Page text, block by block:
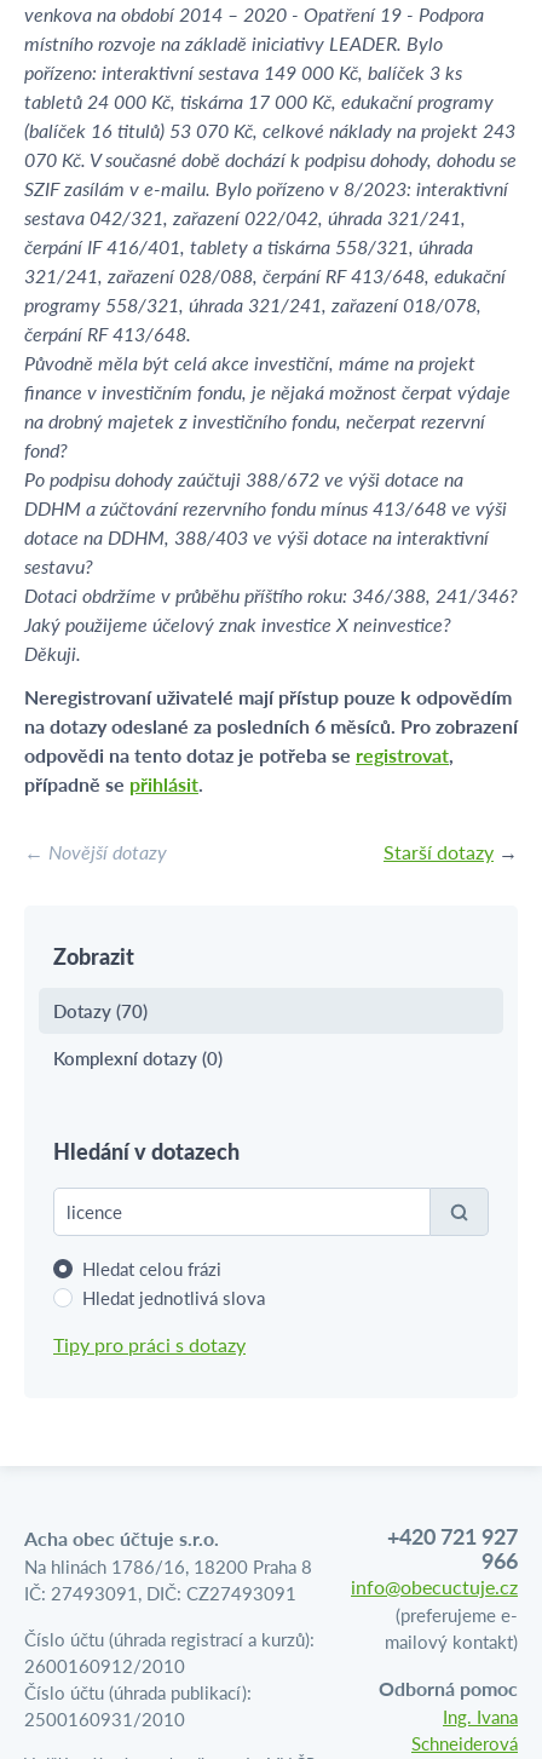
venkova na období 2014 – 2020 - Opatření 19 - Podpora
místního rozvoje na základě iniciativy LEADER. Bylo
pořízeno: interaktivní sestava 149 000 Kč, balíček 3 ks
tabletů 24 000 Kč, tiskárna 17 000 Kč, edukační programy
(balíček 16 titulů) 53 070 Kč, celkové náklady na projekt 243
070 Kč. V současné době dochází k podpisu dohody, dohodu se
SZIF zasílám v e-mailu. Bylo pořízeno v 8/2023: interaktivní
sestava 042/321, zařazení 022/042, úhrada 321/241,
čerpání IF 416/401, tablety a tiskárna 558/321, úhrada
321/241, zařazení 028/088, čerpání RF 413/648, edukační
programy 558/321, úhrada 321/241, zařazení 018/078,
čerpání RF 413/648.
Původně měla být celá akce investiční, máme na projekt
finance v investičním fondu, je nějaká možnost čerpat výdaje
na drobný majetek z investičního fondu, nečerpat rezervní
fond?
Po podpisu dohody zaúčtuji 388/672 ve výši dotace na
DDHM a zúčtování rezervního fondu mínus 413/648 ve výši
dotace na DDHM, 388/403 ve výši dotace na interaktivní
sestavu?
Dotaci obdržíme v průběhu příštího roku: 346/388, 241/346?
Jaký použijeme účelový znak investice X neinvestice?
Děkuji.
Neregistrovaní uživatelé mají přístup pouze k odpovědím
na dotazy odeslané za posledních 6 měsíců. Pro zobrazení
odpovědi na tento dotaz je potřeba se registrovat,
případně se přihlásit.
← Novější dotazy Starší dotazy →
Zobrazit
Dotazy (70)
Komplexní dotazy (0)
Hledání v dotazech
Hledat celou frázi
Hledat jednotlivá slova
Tipy pro práci s dotazy
Acha obec účtuje s.r.o.
Na hlinách 1786/16, 18200 Praha 8
IČ: 27493091, DIČ: CZ27493091
Číslo účtu (úhrada registrací a kurzů):
2600160912/2010
Číslo účtu (úhrada publikací):
2500160931/2010
+420 721 927
966
info@obecuctuje.cz
(preferujeme e-
mailový kontakt)
Odborná pomoc
Ing. Ivana
Schneiderová